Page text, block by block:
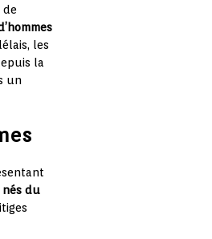
de
les
la
un
nés du